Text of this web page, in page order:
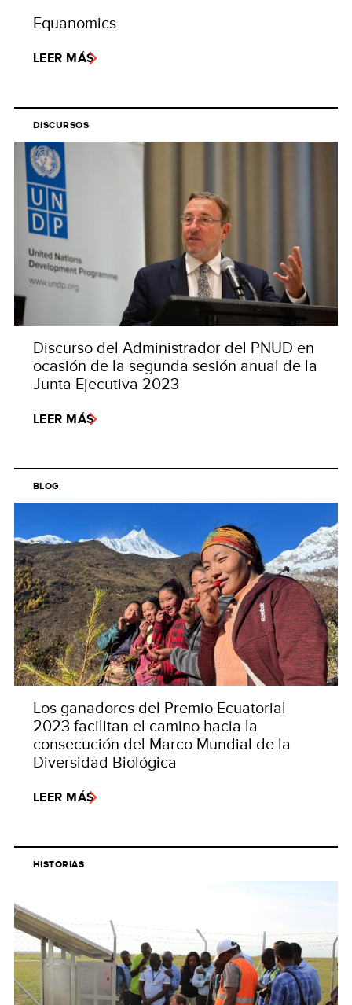
Equanomics
LEER MÁS
DISCURSOS
Discurso del Administrador del PNUD en
ocasión de la segunda sesión anual de la
Junta Ejecutiva 2023
LEER MÁS
BLOG
Los ganadores del Premio Ecuatorial
2023 facilitan el camino hacia la
consecución del Marco Mundial de la
Diversidad Biológica
LEER MÁS
HISTORIAS